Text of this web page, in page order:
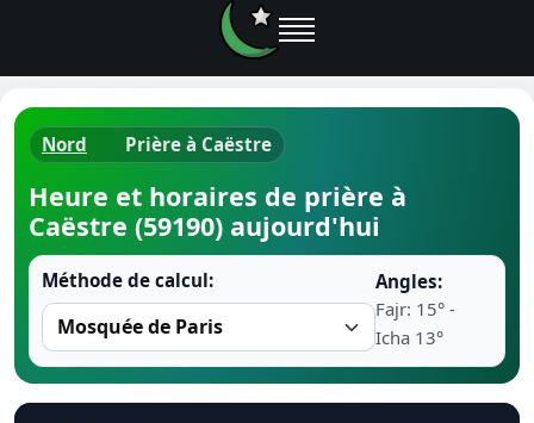
Ramadan
Nord Prière à Caëstre
Heure et horaires de prière à
Caëstre (59190) aujourd'hui
Méthode de calcul:
Angles:
Fajr: 15° -
Icha 13°